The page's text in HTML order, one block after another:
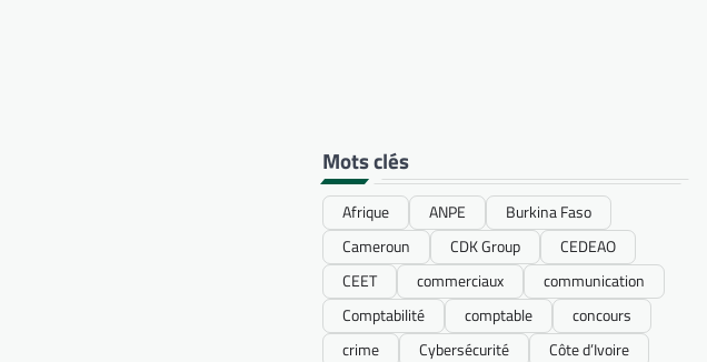
Mots clés
Afrique ANPE
Burkina Faso
Cameroun
CDK Group
CEDEAO
CEET
commerciaux
communication
Comptabilité
comptable
concours
crime
Cybersécurité
Côte d’Ivoire